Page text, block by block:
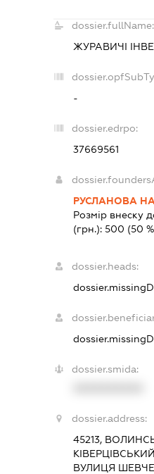
dossier.fullName:
ЖУРАВИЧІ
-
dossier.edrpo:
37669561
РУСЛАНОВА
Розмір внеску
(грн.): 500 (50
dossier.heads:
dossier.smida:
dossier.address:
45213,
ВУЛИЦЯ